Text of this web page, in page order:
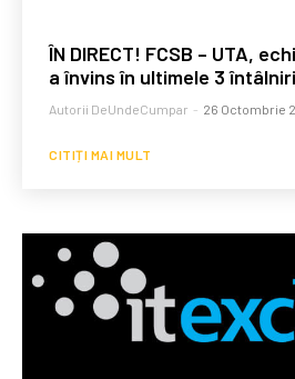
ÎN DIRECT! FCSB – UTA,
a învins în ultimele 3
Autorii DeUndeCumpar - 26 Octombrie
CITIȚI MAI MULT